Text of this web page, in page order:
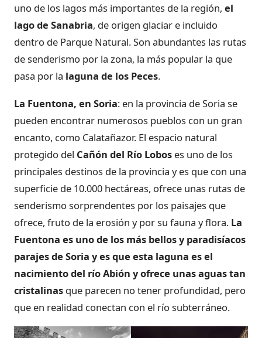
uno de los lagos más importantes de la región, el
lago de Sanabria, de origen glaciar e incluido
dentro de Parque Natural. Son abundantes las rutas
de senderismo por la zona, la más popular la que
pasa por la laguna de los Peces.
La Fuentona, en Soria: en la provincia de Soria se
pueden encontrar numerosos pueblos con un gran
encanto, como Calatañazor. El espacio natural
protegido del Cañón del Río Lobos es uno de los
principales destinos de la provincia y es que con una
superficie de 10.000 hectáreas, ofrece unas rutas de
senderismo sorprendentes por los paisajes que
ofrece, fruto de la erosión y por su fauna y flora. La
Fuentona es uno de los más bellos y paradisíacos
parajes de Soria y es que esta laguna es el
nacimiento del río Abión y ofrece unas aguas tan
cristalinas que parecen no tener profundidad, pero
que en realidad conectan con el río subterráneo.